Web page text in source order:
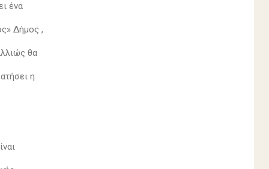
ένα
Δήμος ,
θα
η